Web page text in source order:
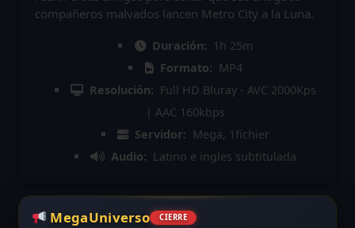
compañeros malvados lancen Metro City a la Luna.
Duración: 1h 25m
Formato: MP4
Resolución: Full HD Bluray - AVC 2000Kps
| AAC 160kbps
Servidor: Mega, 1fichier
Audio: Latino e ingles subtitulada
MegaUniverso CIERRE